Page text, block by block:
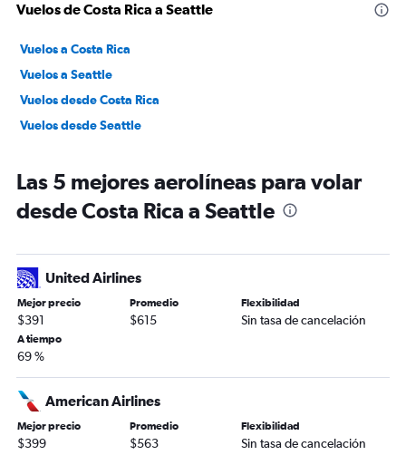
Vuelos de Costa Rica a Seattle
Vuelos a Costa Rica
Vuelos a Seattle
Vuelos desde Costa Rica
Vuelos desde Seattle
Las 5 mejores aerolíneas para volar
desde Costa Rica a Seattle
United Airlines
Mejor precio
$391
Promedio
$615
Flexibilidad
Sin tasa de cancelación
A tiempo
69 %
American Airlines
Mejor precio
$399
Promedio
$563
Flexibilidad
Sin tasa de cancelación